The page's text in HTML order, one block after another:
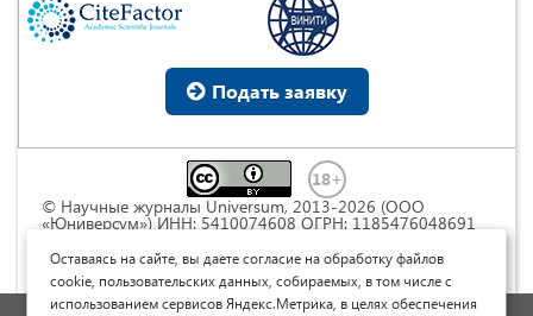
Подать заявку
© Научные журналы Universum, 2013-2026 (ООО
«Юниверсум») ИНН: 5410074608 ОГРН: 1185476048691
Commons « Attribution» («Атрибуция») 4.0
Непортированная
Оставаясь на сайте, вы даете согласие на обработку файлов
cookie, пользовательских данных, собираемых, в том числе с
использованием сервисов Яндекс.Метрика, в целях обеспечения